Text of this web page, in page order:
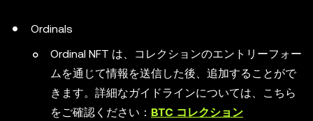
Ordinals
Ordinal NFT は、コレクションのエントリーフォー
ムを通じて情報を送信した後、追加することがで
きます。詳細なガイドラインについては、こちら
をご確認ください： BTC コレクション